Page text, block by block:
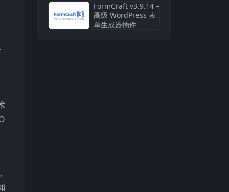
件
FormCraft v3.9.14 –
高级 WordPress 表
单生成器插件